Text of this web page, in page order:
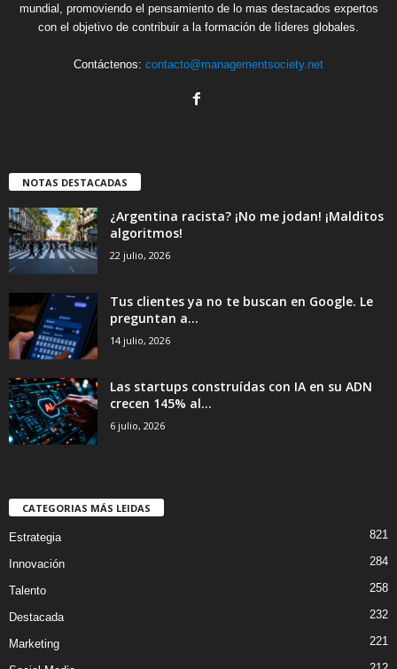
mundial, promoviendo el pensamiento de lo mas destacados expertos
con el objetivo de contribuir a la formación de líderes globales.
Contáctenos: contacto@managementsociety.net
NOTAS DESTACADAS
¿Argentina racista? ¡No me jodan! ¡Malditos
algoritmos!
22 julio, 2026
Tus clientes ya no te buscan en Google. Le
preguntan a...
14 julio, 2026
Las startups construídas con IA en su ADN
crecen 145% al...
6 julio, 2026
CATEGORIAS MÁS LEIDAS
Estrategia 821
Innovación 284
Talento 258
Destacada 232
Marketing 221